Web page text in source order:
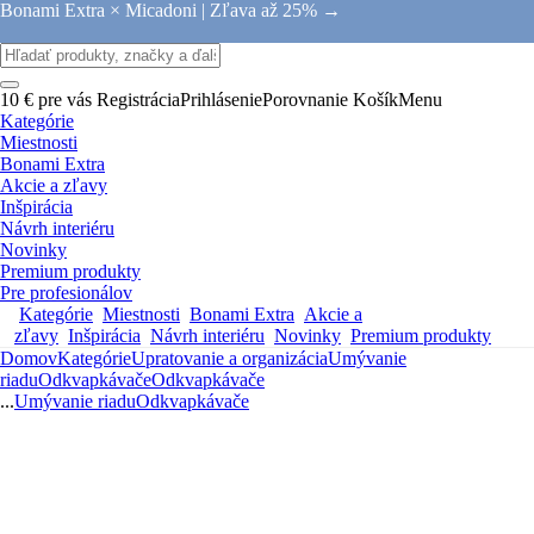
Bonami Extra × Micadoni | Zľava až 25% →
10 € pre vás RegistráciaPrihláseniePorovnanie KošíkMenu
Kategórie
Miestnosti
Bonami Extra
Akcie a zľavy
Inšpirácia
Návrh interiéru
Novinky
Premium produkty
Pre profesionálov
Kategórie Miestnosti Bonami Extra Akcie a
zľavy Inšpirácia Návrh interiéru Novinky Premium produkty
DomovKategórieUpratovanie a organizáciaUmývanie
riaduOdkvapkávačeOdkvapkávače
...Umývanie riaduOdkvapkávače